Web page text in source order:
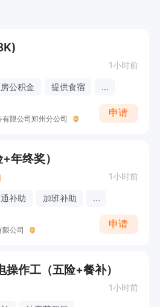
1小时前
公积金 提供食宿 ...
限公司郑州分公司
申请
年终奖）
1小时前
补助 加班补助 ...
公司
申请
作工（五险+餐补）
1小时前